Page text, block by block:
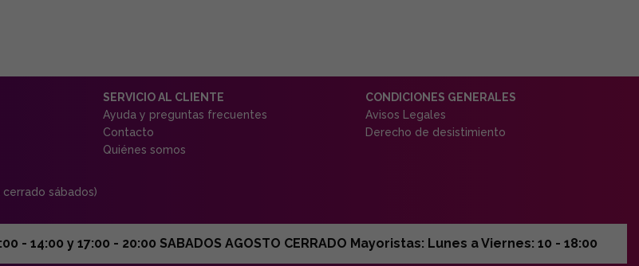
cerrado sábados)
SERVICIO AL CLIENTE
Ayuda y preguntas frecuentes
Contacto
Quiénes somos
CONDICIONES GENERALES
Avisos Legales
Derecho de desistimiento
- 14:00 y 17:00 - 20:00 SABADOS AGOSTO CERRADO Mayoristas: Lunes a Viernes: 10 - 18:00